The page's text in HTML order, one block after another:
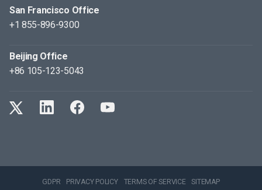
San Francisco Office
+1 855-896-9300
Beijing Office
+86 105-123-5043
GDPR PRIVACY POLICY TERMS OF SERVICE SITEMAP